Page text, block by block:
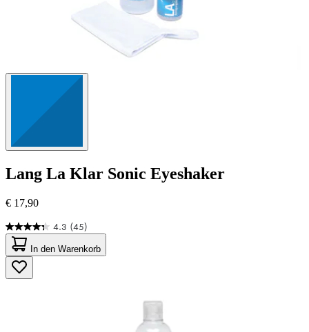
Lang La Klar Sonic Eyeshaker
€ 17,90
4.3 (45)
4.3
von
5
Sternen.
45
In den Warenkorb